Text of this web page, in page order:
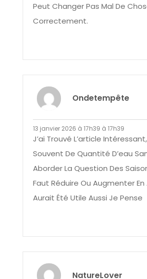
Peut Changer Pas Mal De
Correctement.
Ondetempête
13 janvier 2026 à 17h39 à 17h39
J’ai Trouvé L’article
Souvent De Quantité D’eau
Aborder La Question Des
Faut Réduire Ou Augmenter
Aurait Été Utile Aussi Je Pense
NatureLover